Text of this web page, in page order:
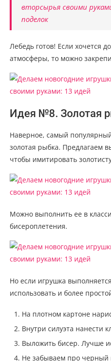
вторсырья своими
поделок
Лебедь готов! Если хочется
атмосферы, то можно
Идея №8. Золотая
Наверное, самый
золотая рыбка. Предлагаем
чтобы имитировать
Можно выполнить ее в
бисероплетения.
Но если игрушка
использовать и более
На плотном картоне
Внутри силуэта нанести
Выложить бисер. Лучше
Не забываем про черный